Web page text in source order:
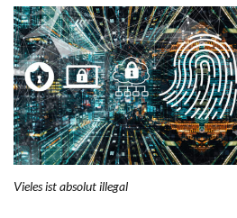
Vieles ist absolut illegal